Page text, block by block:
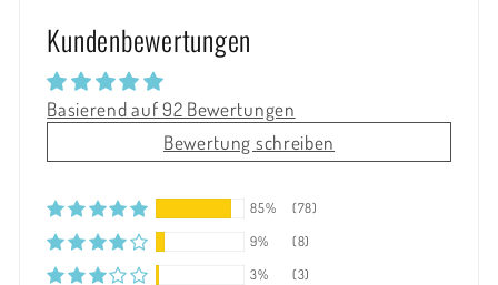
Kundenbewertungen
Basierend auf 92 Bewertungen
Bewertung schreiben
85%
(78)
9%
(8)
3%
(3)